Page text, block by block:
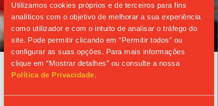
Utilizamos cookies próprios e de terceiros para fins
analíticos com o objetivo de melhorar a sua experiência
como utilizador e com o intuito de analisar o tráfego do
site. Pode permitir clicando em “Permitir todos” ou
configurar as suas opções. Para mais informações
clique em “Mostrar detalhes” ou consulte a nossa
Política de Privacidade.
ANO LETIVO
Agenda
22/10/2026